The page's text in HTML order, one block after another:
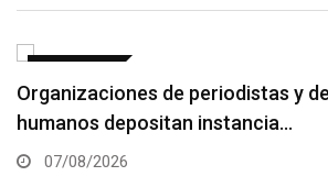
Organizaciones de periodistas y
humanos depositan instancia…
07/08/2026